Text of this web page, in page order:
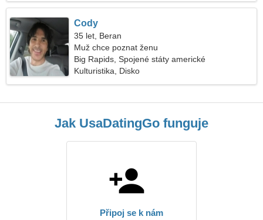
Cody
35 let, Beran
Muž chce poznat ženu
Big Rapids, Spojené státy americké
Kulturistika, Disko
Jak UsaDatingGo funguje
Připoj se k nám